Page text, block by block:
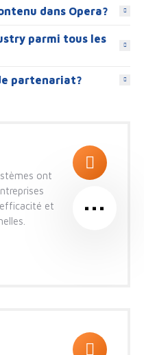
dans Opera?
parmi tous les
partenariat?
ont
et
…